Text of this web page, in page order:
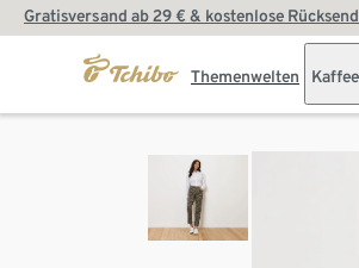
Gratisversand ab 29 € & kostenlose
Themenwelten Kaffee